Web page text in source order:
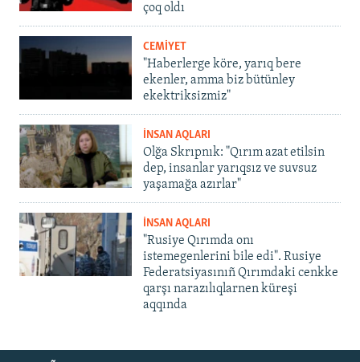
çoq oldı
CEMİYET
"Haberlerge köre, yarıq bere
ekenler, amma biz bütünley
ekektriksizmiz"
İNSAN AQLARI
Olğa Skrıpnık: "Qırım azat etilsin
dep, insanlar yarıqsız ve suvsuz
yaşamağa azırlar"
İNSAN AQLARI
"Rusiye Qırımda onı
istemegenlerini bile edi". Rusiye
Federatsiyasınıñ Qırımdaki cenkke
qarşı narazılıqlarnen küreşi
aqqında